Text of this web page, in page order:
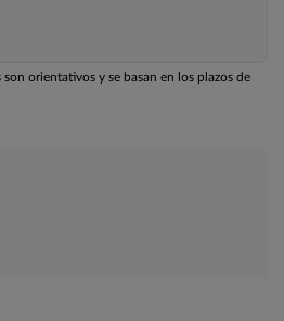
orientativos y se basan en los plazos de